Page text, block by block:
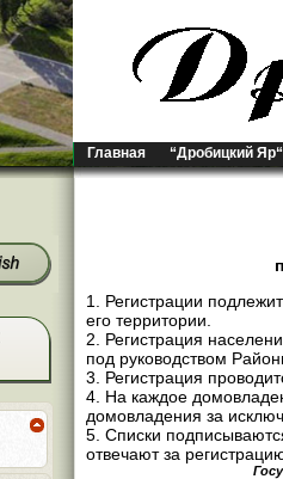
Главная “Дробицкий Яр“
1. Регистрации
его территории.
2. Регистрация
под руководством
3. Регистрация
4. На каждое
домовладения за
5. Списки
отвечают за